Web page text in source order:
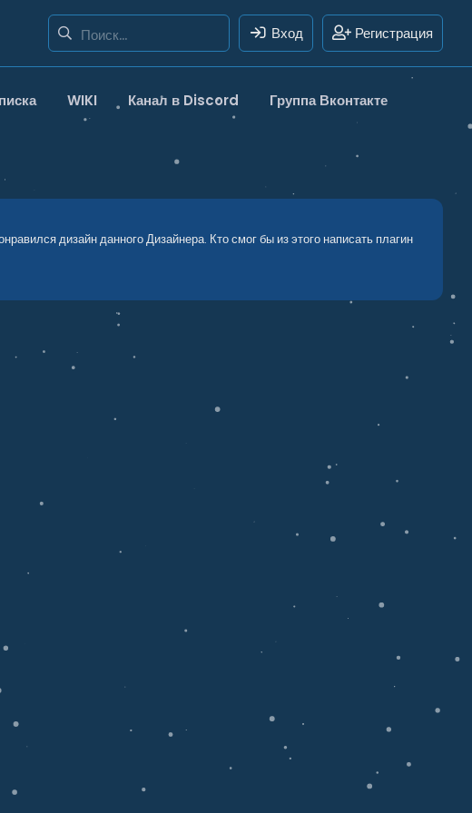
Вход Регистрация
WIKI Канал в Discord Группа Вконтакте
дизайн данного Дизайнера. Кто смог бы из этого написать плагин